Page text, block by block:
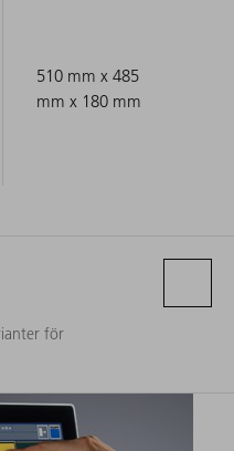
510 mm x 485
mm x 180 mm
för